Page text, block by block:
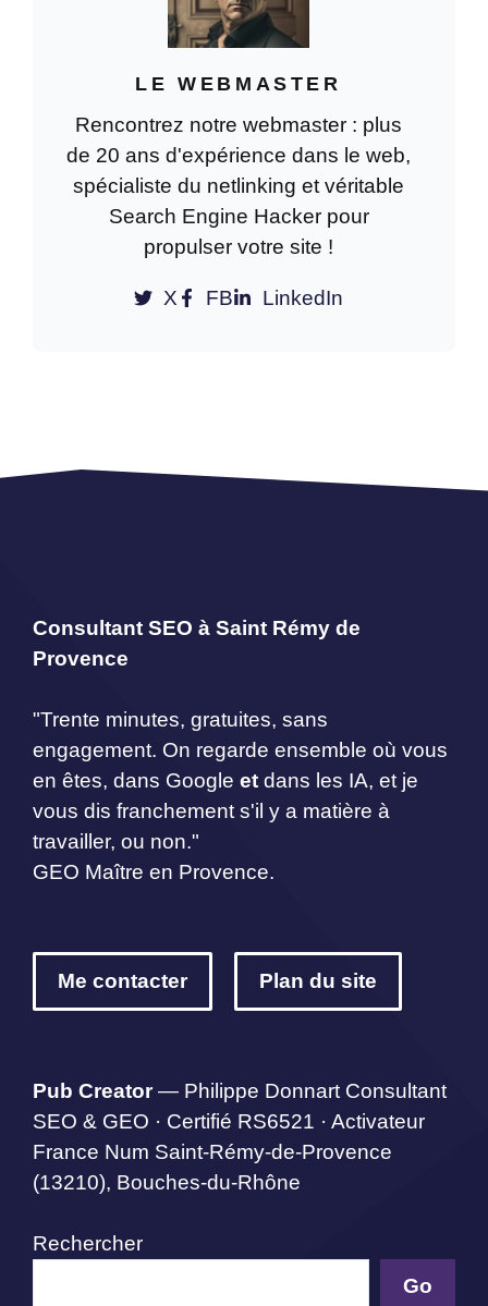
LE WEBMASTER
Rencontrez notre webmaster : plus
de 20 ans d'expérience dans le web,
spécialiste du netlinking et véritable
Search Engine Hacker pour
propulser votre site !
X FB LinkedIn
Consultant SEO à Saint Rémy de
Provence
"Trente minutes, gratuites, sans
engagement. On regarde ensemble où vous
en êtes, dans Google et dans les IA, et je
vous dis franchement s'il y a matière à
travailler, ou non."
GEO Maître en Provence.
Me contacter Plan du site
Pub Creator— Philippe Donnart Consultant
SEO & GEO · Certifié RS6521 · Activateur
France Num Saint-Rémy-de-Provence
(13210), Bouches-du-Rhône
Rechercher
Go